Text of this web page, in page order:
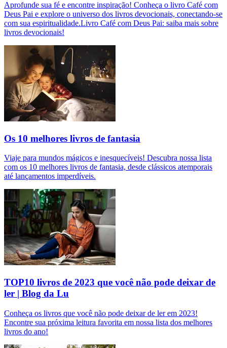
Aprofunde sua fé e encontre inspiração! Conheça o livro Café com
Deus Pai e explore o universo dos livros devocionais, conectando-se
com sua espiritualidade.Livro Café com Deus Pai: saiba mais sobre
livros devocionais!
Os 10 melhores livros de fantasia
Viaje para mundos mágicos e inesquecíveis! Descubra nossa lista
com os 10 melhores livros de fantasia, desde clássicos atemporais
até lançamentos imperdíveis.
TOP10 livros de 2023 que você não pode deixar de
ler | Blog da Lu
Conheça os livros que você não pode deixar de ler em 2023!
Encontre sua próxima leitura favorita em nossa lista dos melhores
livros do ano!